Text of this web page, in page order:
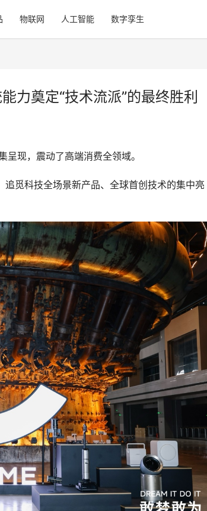
物联网 人工智能 数字孪生
力奠定“技术流派”的最终胜利
现，震动了高端消费全领域。
觅科技全场景新产品、全球首创技术的集中亮